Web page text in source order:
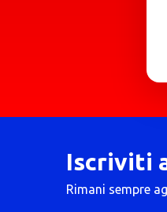
Iscriviti
Rimani sempre